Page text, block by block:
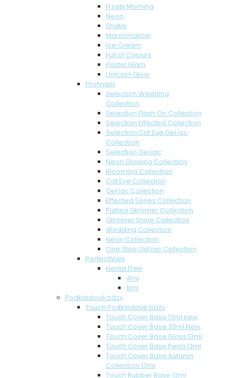
Frosty Morning
Neon
Shake
Marshmallow
Ice Cream
Full of Colours
Pastel Glam
Unicorn Glow
Profinails
Selection Wedding
Collection
Selection Flash On Collection
Selection Effected Collection
Selection Cat Eye Gel lac
Collection
Selection Gel lac
Neon Glowing Collection
Blooming Collection
Cat Eye Collection
Gel lac Collection
Effected Series Collection
Platina Glimmer Collection
Glimmer Shine Collection
Wedding Collection
Neon Collection
One Step Gel lac Collection
PerfectNails
Hema Free
4ml
8ml
Podkladové bázy
Touch Podkladové bázy
Touch Cover Base 13ml new
Touch Cover Base 30ml New
Touch Cover Base Gloss 13ml
Touch Cover Base Perla 13ml
Touch Cover Base Autumn
Collection 13ml
Touch Rubber Base 13ml